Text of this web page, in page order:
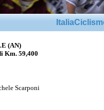
(AN)
Km. 59,400
Scarponi